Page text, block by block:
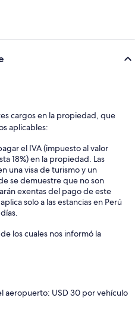
cargos en la propiedad, que
aplicables:
el IVA (impuesto al valor
18%) en la propiedad. Las
una visa de turismo y un
se demuestre que no son
exentas del pago de este
solo a las estancias en Perú
los cuales nos informó la
aeropuerto: USD 30 por vehículo